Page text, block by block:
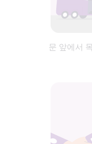
문 앞에서